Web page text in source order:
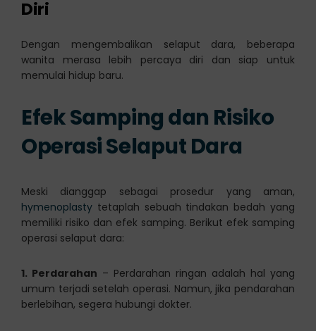
Diri
Dengan mengembalikan selaput dara, beberapa
wanita merasa lebih percaya diri dan siap untuk
memulai hidup baru.
Efek Samping dan Risiko
Operasi Selaput Dara
Meski dianggap sebagai prosedur yang aman,
hymenoplastytetaplah sebuah tindakan bedah yang
memiliki risiko dan efek samping. Berikut efek samping
operasi selaput dara:
1. Perdarahan – Perdarahan ringan adalah hal yang
umum terjadi setelah operasi. Namun, jika pendarahan
berlebihan, segera hubungi dokter.